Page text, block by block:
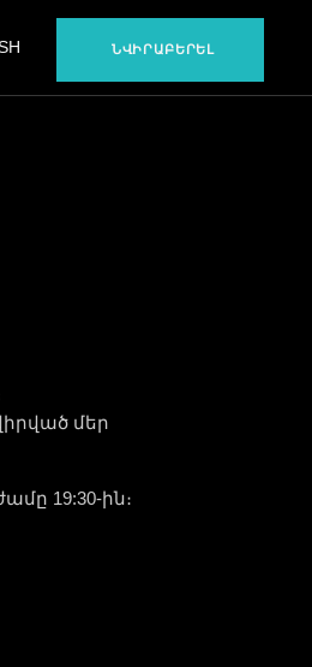
ՆՎԻՐԱԲԵՐԵԼ
մեր
19:30-ին։